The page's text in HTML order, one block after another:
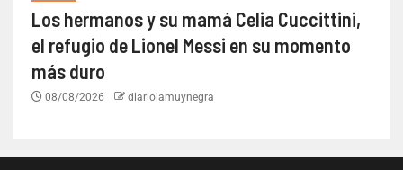
Los hermanos y su mamá Celia Cuccittini,
el refugio de Lionel Messi en su momento
más duro
08/08/2026 diariolamuynegra